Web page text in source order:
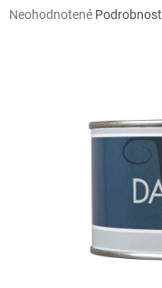
Priemerné
Neohodnotené